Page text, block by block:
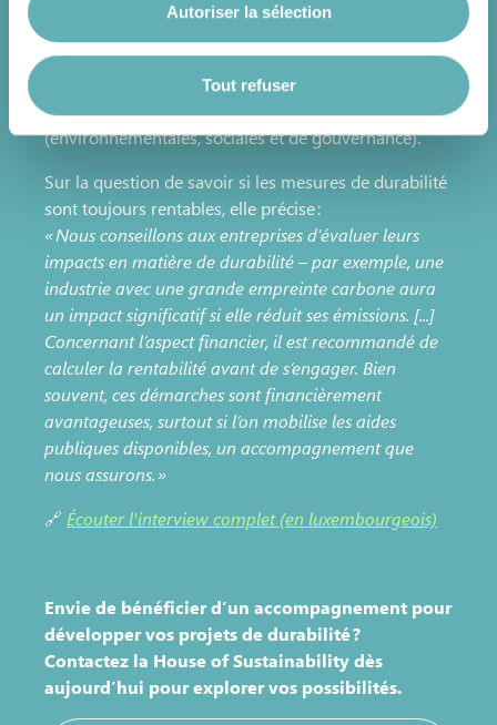
Vous avez la possibilité de modifier ou retirer votre
consentement à tout moment en cliquant sur l’icône
flottante en bas à gauche de chaque page.
nous utilisons les cookies et sommes amenés à traiter
vos données personnelles, vous pouvez consulter notre
Charte d’usage des cookieset notrePolitique de
protection des données personnelles.
Autoriser la sélection
Tout refuser
en œuvre doit être adaptée à chaque activité. La
House of Sustainability adopte ainsi une approche
holistique, couvrant l’ensemble des dimensions ESG
(environnementales, sociales et de gouvernance).
Sur la question de savoir si les mesures de durabilité
sont toujours rentables, elle précise :
« Nous conseillons aux entreprises d’évaluer leurs
impacts en matière de durabilité – par exemple, une
industrie avec une grande empreinte carbone aura
un impact significatif si elle réduit ses émissions. [...]
Concernant l’aspect financier, il est recommandé de
calculer la rentabilité avant de s’engager. Bien
souvent, ces démarches sont financièrement
avantageuses, surtout si l’on mobilise les aides
publiques disponibles, un accompagnement que
nous assurons. »
🔗 Écouter l'interview complet (en luxembourgeois)
Envie de bénéficier d’un accompagnement pour
développer vos projets de durabilité ?
Contactez la House of Sustainability dès
aujourd’hui pour explorer vos possibilités.